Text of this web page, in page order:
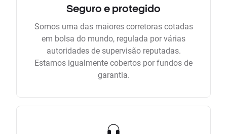
Seguro e protegido
Somos uma das maiores corretoras cotadas
em bolsa do mundo, regulada por várias
autoridades de supervisão reputadas.
Estamos igualmente cobertos por fundos de
garantia.